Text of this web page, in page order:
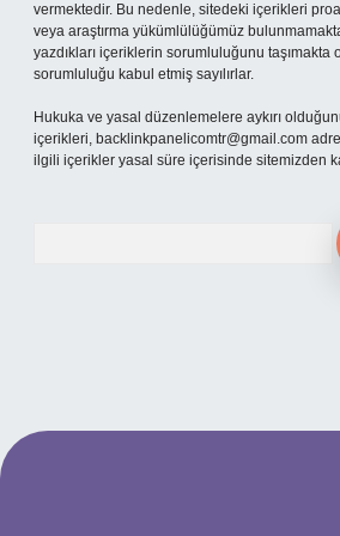
vermektedir. Bu nedenle, sitedeki içerikleri
veya araştırma yükümlülüğümüz
yazdıkları içeriklerin sorumluluğunu taşımakta
sorumluluğu kabul etmiş sayılırlar.
Hukuka ve yasal düzenlemelere aykırı
içerikleri, backlinkpanelicomtr@gmail.com
ilgili içerikler yasal süre içerisinde sitemizden